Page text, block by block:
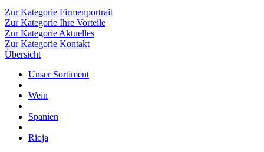
Zur Kategorie Firmenportrait
Zur Kategorie Ihre Vorteile
Zur Kategorie Aktuelles
Zur Kategorie Kontakt
Übersicht
Unser Sortiment
Wein
Spanien
Rioja